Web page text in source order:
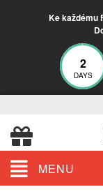
Ke každému
2
DAYS
MENU